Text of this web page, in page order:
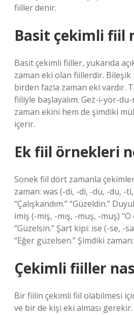
fiiller denir.
Basit çekimli fiil
Basit çekimli fiiller, yukarıda
zaman eki olan fiillerdir. Bileşik
birden fazla zaman eki vardır.
fiiliyle başlayalım. Gez-i-yor-
zaman ekini hem de şimdiki
içerir.
Ek fiil örnekleri
Sonek fiil dört zamanla
zaman: was (-di, -di, -dü, -du, -
“Çalışkandım.” “Güzeldin.”
imiş (-miş, -mış, -muş, -muş) “O
“Güzelsin.” Şart kipi: ise (-se, -
“Eğer güzelsen.” Şimdiki zaman:
Çekimli fiiller
Bir fiilin çekimli fiil olabilmesi
ve bir de kişi eki alması